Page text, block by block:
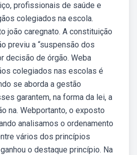
profissionais de saúde e
colegiados na escola.
joão caregnato. A constituição
previu a “suspensão dos
decisão de órgão. Weba
colegiados nas escolas é
se aborda a gestão
garantem, na forma da lei, a
na. Webportanto, o exposto
analisamos o ordenamento
vários dos princípios
o destaque princípio. Na